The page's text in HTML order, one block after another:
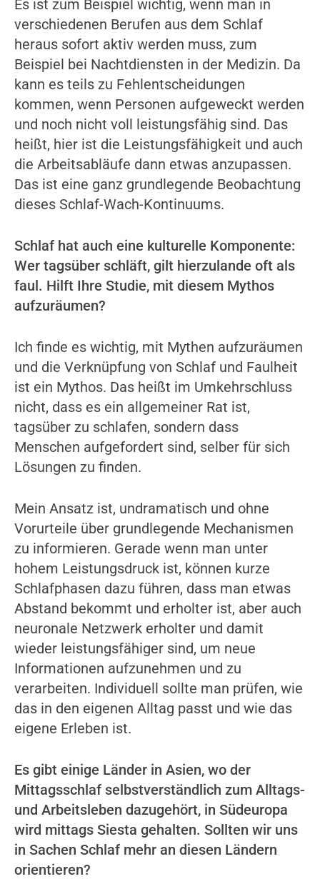
Es ist zum Beispiel wichtig, wenn man in
verschiedenen Berufen aus dem Schlaf
heraus sofort aktiv werden muss, zum
Beispiel bei Nachtdiensten in der Medizin. Da
kann es teils zu Fehlentscheidungen
kommen, wenn Personen aufgeweckt werden
und noch nicht voll leistungsfähig sind. Das
heißt, hier ist die Leistungsfähigkeit und auch
die Arbeitsabläufe dann etwas anzupassen.
Das ist eine ganz grundlegende Beobachtung
dieses Schlaf-Wach-Kontinuums.
Schlaf hat auch eine kulturelle Komponente:
Wer tagsüber schläft, gilt hierzulande oft als
faul. Hilft Ihre Studie, mit diesem Mythos
aufzuräumen?
Ich finde es wichtig, mit Mythen aufzuräumen
und die Verknüpfung von Schlaf und Faulheit
ist ein Mythos. Das heißt im Umkehrschluss
nicht, dass es ein allgemeiner Rat ist,
tagsüber zu schlafen, sondern dass
Menschen aufgefordert sind, selber für sich
Lösungen zu finden.
Mein Ansatz ist, undramatisch und ohne
Vorurteile über grundlegende Mechanismen
zu informieren. Gerade wenn man unter
hohem Leistungsdruck ist, können kurze
Schlafphasen dazu führen, dass man etwas
Abstand bekommt und erholter ist, aber auch
neuronale Netzwerk erholter und damit
wieder leistungsfähiger sind, um neue
Informationen aufzunehmen und zu
verarbeiten. Individuell sollte man prüfen, wie
das in den eigenen Alltag passt und wie das
eigene Erleben ist.
Es gibt einige Länder in Asien, wo der
Mittagsschlaf selbstverständlich zum Alltags-
und Arbeitsleben dazugehört, in Südeuropa
wird mittags Siesta gehalten. Sollten wir uns
in Sachen Schlaf mehr an diesen Ländern
orientieren?